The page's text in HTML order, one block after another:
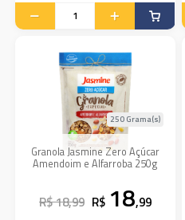
Granola Jasmine Zero Açúcar
Amendoim e Alfarroba 250g
250 Grama(s)
R$ 18,99 R$ 18,99